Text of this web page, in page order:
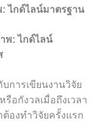
ไกด์ไลน์มาตรฐาน
พ: ไกด์ไลน์
การเขียนงานวิจัย
อกังวลเมื่อถึงเวลา
ต้องทำวิจัยครั้งแรก